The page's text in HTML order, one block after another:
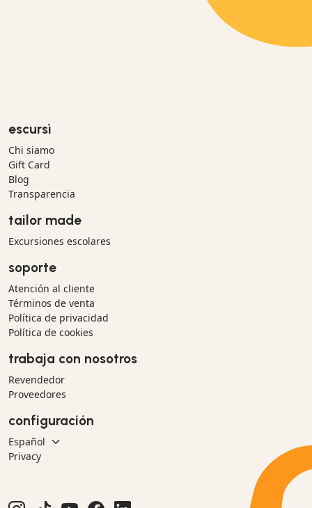
escursì
Chi siamo
Gift Card
Blog
Transparencia
tailor made
Excursiones escolares
soporte
Atención al cliente
Términos de venta
Política de privacidad
Política de cookies
trabaja con nosotros
Revendedor
Proveedores
configuración
Privacy